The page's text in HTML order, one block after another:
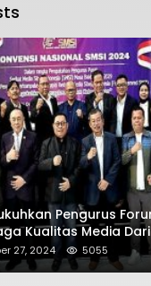
Pengurus
Kualitas Media
27, 2024 5055